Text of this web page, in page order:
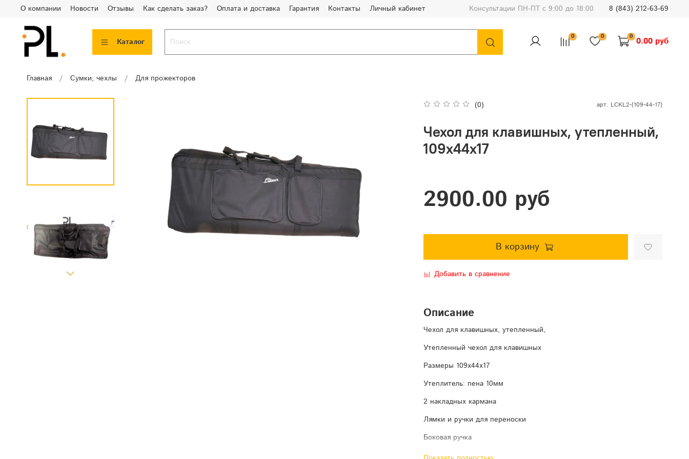
О компании Новости Отзывы Как сделать заказ? Оплата и доставка Гарантия Контакты Личный кабинет Консультации ПН-ПТ с 9:00 до 18:00 8 (843) 212-63-69
Каталог
0 0 0 0.00 руб
Главная Сумки, чехлы Для прожекторов
(0) арт. LCKL2-(109-44-17)
Чехол для клавишных, утепленный,
109х44х17
2900.00 руб
В корзину
Добавить в сравнение
Описание
Чехол для клавишных, утепленный,
Утепленный чехол для клавишных
Размеры 109х44х17
Утеплитель: пена 10мм
2 накладных кармана
Лямки и ручки для переноски
Боковая ручка